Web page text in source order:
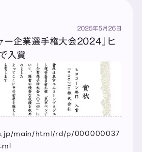
2025年5月26日
ー企業選手権大会2024」ヒ
入賞
main/html/rd/p/000000037